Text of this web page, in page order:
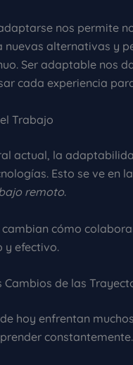
nos permite
nuevas alternativas y
Ser adaptable nos
cada experiencia
Trabajo
actual, la
Esto se ve en la
remoto.
cómo
y efectivo.
Cambios de las
hoy enfrentan